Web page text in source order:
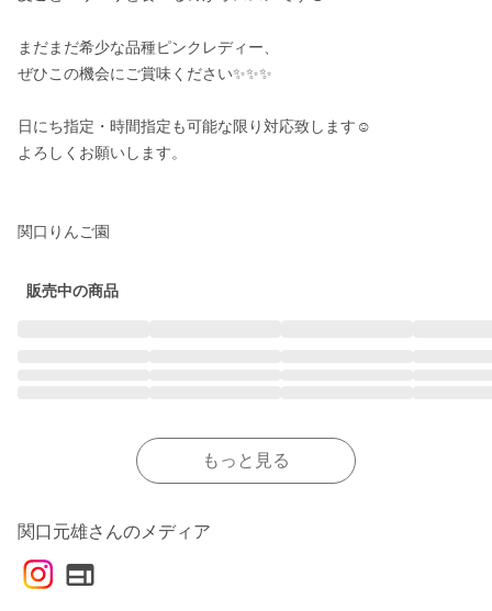
まだまだ希少な品種ピンクレディー、
ぜひこの機会にご賞味ください✨✨✨
日にち指定・時間指定も可能な限り対応致します☺️
よろしくお願いします。
関口りんご園
販売中の商品
もっと見る
関口元雄さんのメディア